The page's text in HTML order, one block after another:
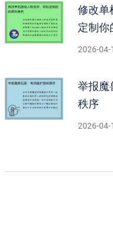
修改单
定制你
2026-04-
举报魔
秩序
2026-04-